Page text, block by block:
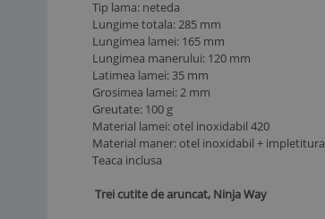
Tip lama: neteda
Lungime totala: 285 mm
Lungimea lamei: 165 mm
Lungimea manerului: 120 mm
Latimea lamei: 35 mm
Grosimea lamei: 2 mm
Greutate: 100 g
Material lamei: otel inoxidabil 420
Material maner: otel inoxidabil + impletitura
Teaca inclusa
Trei cutite de aruncat, Ninja Way